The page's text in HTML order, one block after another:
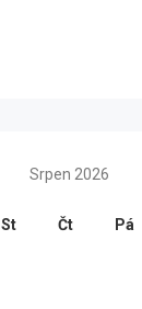
Srpen 2026
St Čt Pá